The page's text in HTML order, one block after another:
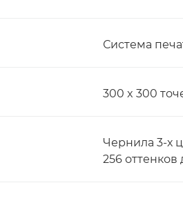
Система
300 x 300
Чернила 3-х
256 оттенков